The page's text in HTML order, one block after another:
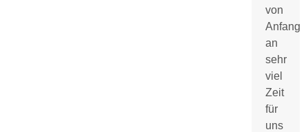
von
Anfang
an
sehr
viel
Zeit
für
uns